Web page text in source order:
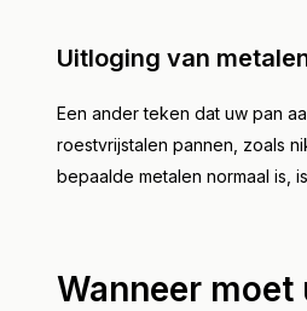
Uitloging van
Een ander teken dat uw pan
roestvrijstalen pannen, zoals
bepaalde metalen normaal is,
Wanneer moet